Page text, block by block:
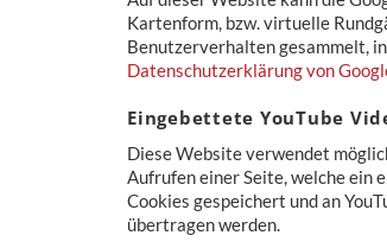
Kartenform, bzw. virtuelle
Benutzerverhalten gesammelt,
Datenschutzerklärung von
Eingebettete YouTube
Diese Website verwendet
Aufrufen einer Seite, welche ein
Cookies gespeichert und an
übertragen werden.